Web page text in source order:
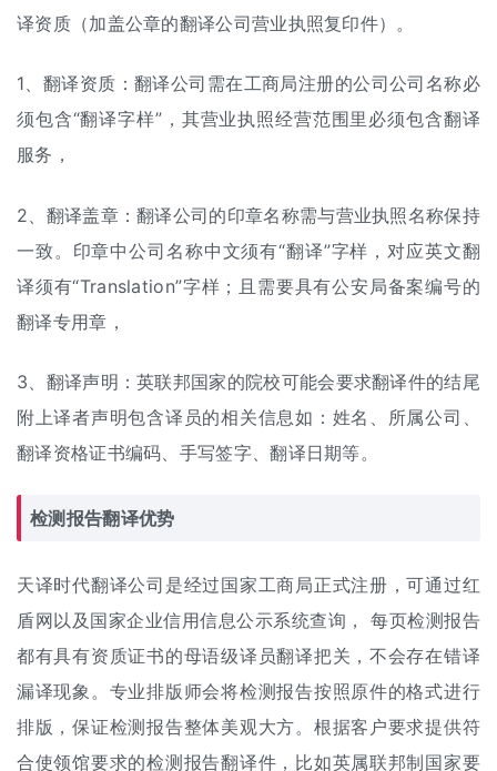
译资质（加盖公章的翻译公司营业执照复印件）。
1、翻译资质：翻译公司需在工商局注册的公司公司名称必
须包含“翻译字样”，其营业执照经营范围里必须包含翻译
服务，
2、翻译盖章：翻译公司的印章名称需与营业执照名称保持
一致。印章中公司名称中文须有“翻译”字样，对应英文翻
译须有“Translation”字样；且需要具有公安局备案编号的
翻译专用章，
3、翻译声明：英联邦国家的院校可能会要求翻译件的结尾
附上译者声明包含译员的相关信息如：姓名、所属公司、
翻译资格证书编码、手写签字、翻译日期等。
检测报告翻译优势
天译时代翻译公司是经过国家工商局正式注册，可通过红
盾网以及国家企业信用信息公示系统查询， 每页检测报告
都有具有资质证书的母语级译员翻译把关，不会存在错译
漏译现象。专业排版师会将检测报告按照原件的格式进行
排版，保证检测报告整体美观大方。根据客户要求提供符
合使领馆要求的检测报告翻译件，比如英属联邦制国家要